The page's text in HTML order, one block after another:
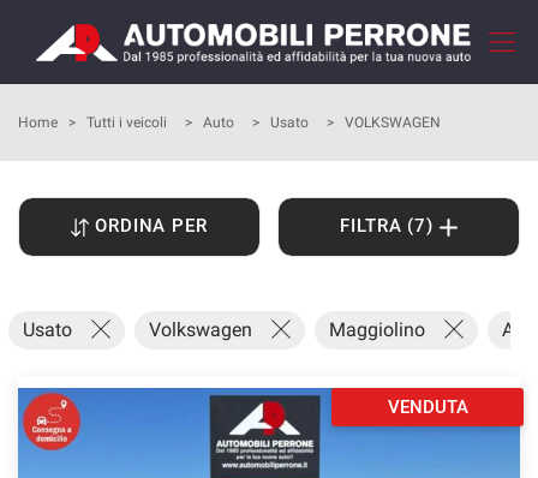
HOME
COME ACQUISTARE
I NOSTRI SERVIZI
LISTA VEICOLI
Home > Tutti i veicoli > Auto > Usato > VOLKSWAGEN
ORDINA PER FILTRA (7)
Usato Volkswagen Maggiolino
VENDUTA
tue
preferenze
di
pannello
ti
esprimere
preferenze
di
consenso